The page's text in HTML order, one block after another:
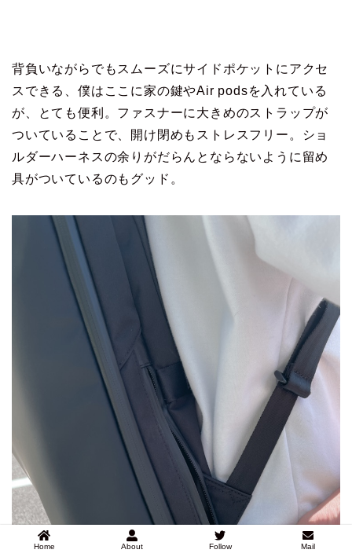
背負いながらでもスムーズにサイドポケットにアクセ
スできる、僕はここに家の鍵やAir podsを入れている
が、とても便利。ファスナーに大きめのストラップが
ついていることで、開け閉めもストレスフリー。ショ
ルダーハーネスの余りがだらんとならないように留め
具がついているのもグッド。
Home About Follow Mail